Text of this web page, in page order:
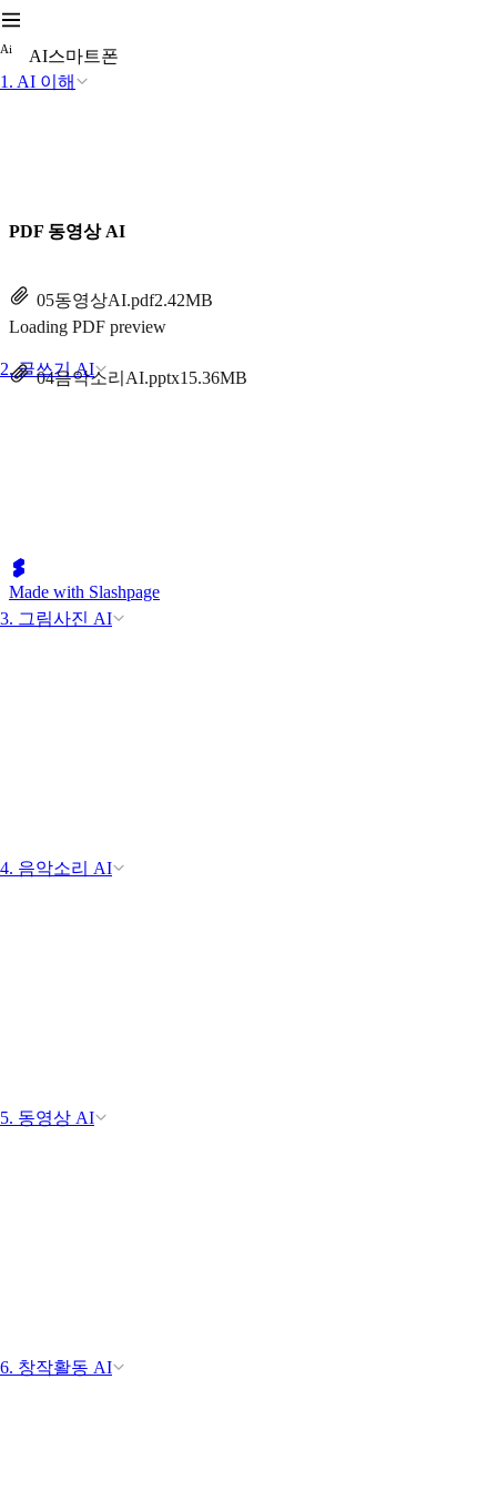
Ai
AI스마트폰
1. AI 이해
2. 글쓰기 AI
3. 그림사진 AI
4. 음악소리 AI
5. 동영상 AI
6. 창작활동 AI
PDF 동영상 AI
05동영상AI.pdf2.42MB
Loading PDF preview
04음악소리AI.pptx15.36MB
Made with Slashpage